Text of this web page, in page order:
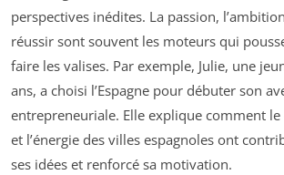
perspectives inédites. La passion,
réussir sont souvent les moteurs qui
faire les valises. Par exemple, Julie, une
ans, a choisi l’Espagne pour débuter son
entrepreneuriale. Elle explique comment
et l’énergie des villes espagnoles ont
ses idées et renforcé sa motivation.